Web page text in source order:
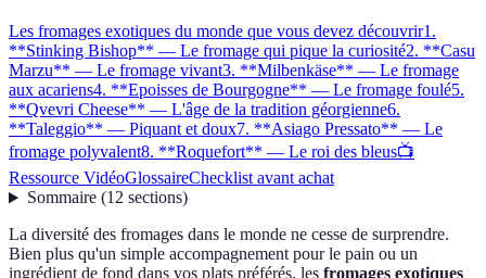
Les fromages exotiques du monde que vous devez découvrir1.
**Stinking Bishop** — Le fromage qui pique la curiosité2. **Casu
Marzu** — Le fromage vivant3. **Milbenkäse** — Le fromage
aux acariens4. **Epoisses de Bourgogne** — Le fromage foulé5.
**Qvevri Cheese** — L'âge de la tradition géorgienne6.
**Taleggio** — Piquant et doux7. **Asiago Pressato** — Le
fromage polyvalent8. **Roquefort** — Le roi des bleus📺
Ressource VidéoGlossaireChecklist avant achat
Sommaire(12 sections)
La diversité des fromages dans le monde ne cesse de surprendre.
Bien plus qu'un simple accompagnement pour le pain ou un
ingrédient de fond dans vos plats préférés, les fromages exotiques